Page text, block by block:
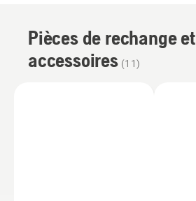
Pièces de rechange et
accessoires (11)